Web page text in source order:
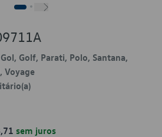
Golf, Parati, Polo, Santana,
Voyage
sem juros